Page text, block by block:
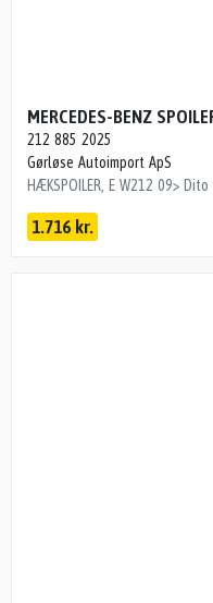
MERCEDES-BENZ
212 885 2025
Gørløse Autoimport ApS
HÆKSPOILER, E W212 09>
1.716 kr.